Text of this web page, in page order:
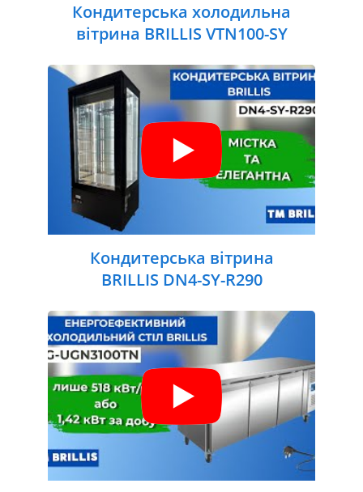
Кондитерська холодильна
вітрина BRILLIS VTN100-SY
Кондитерська вітрина
BRILLIS DN4-SY-R290